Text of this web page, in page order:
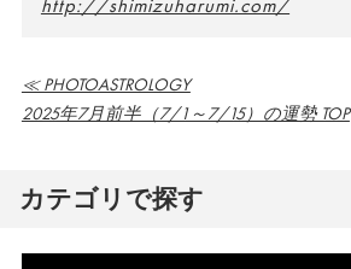
http://shimizuharumi.com/
≪ PHOTOASTROLOGY
2025年7月前半（7/1～7/15）の運勢 TOP
カテゴリで探す